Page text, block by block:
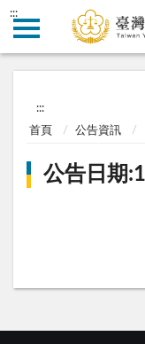
:::
:::
首頁 公告資訊
公告日期